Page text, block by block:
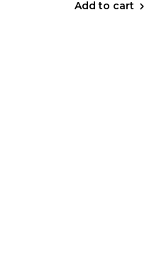
Add to cart